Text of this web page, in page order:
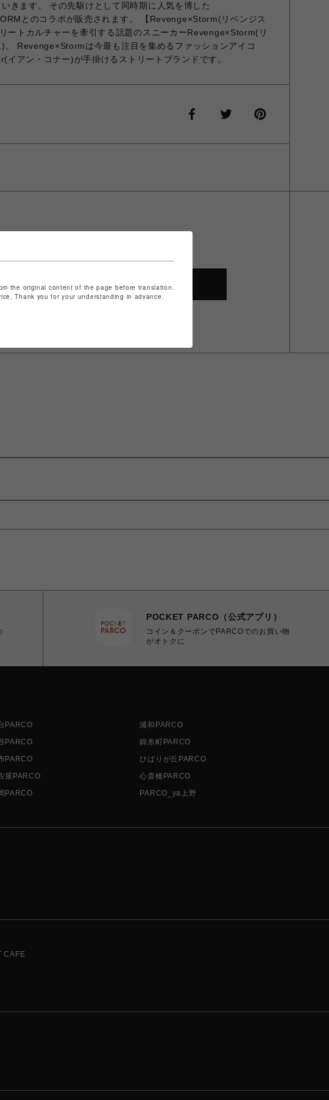
きます。 その先駆けとして同時期に人気を博した
とのコラボが販売されます。 【Revenge×Storm(リベンジス
ートカルチャーを牽引する話題のスニーカーRevenge×Storm(リ
。 Revenge×Stormは今最も注目を集めるファッションアイコ
イアン・コナー)が手掛けるストリートブランドです。
SHOP TOP
POCKET PARCO（公式アプリ）
コイン＆クーポンでPARCOでのお買い物
がオトクに
PARCO
浦和PARCO
PARCO
錦糸町PARCO
PARCO
ひばりが丘PARCO
屋PARCO
心斎橋PARCO
PARCO PARCO_ya上野
CAFE
the original content of the page before translation.
Thank you for your understanding in advance.